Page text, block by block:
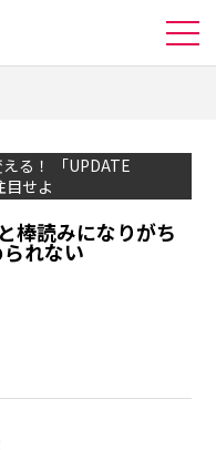
る！ 「UPDATE
目せよ
棒読みになりがち
れない